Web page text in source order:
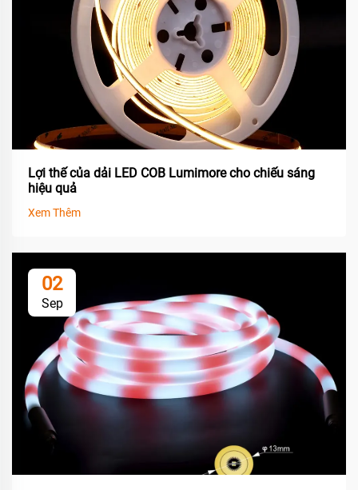
Lợi thế của dải LED COB Lumimore cho chiếu sáng
hiệu quả
Xem Thêm
02
Sep